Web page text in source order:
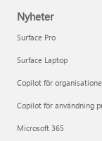
Nyheter
Surface Pro
Surface Laptop
Copilot för
Copilot för användning
Microsoft 365